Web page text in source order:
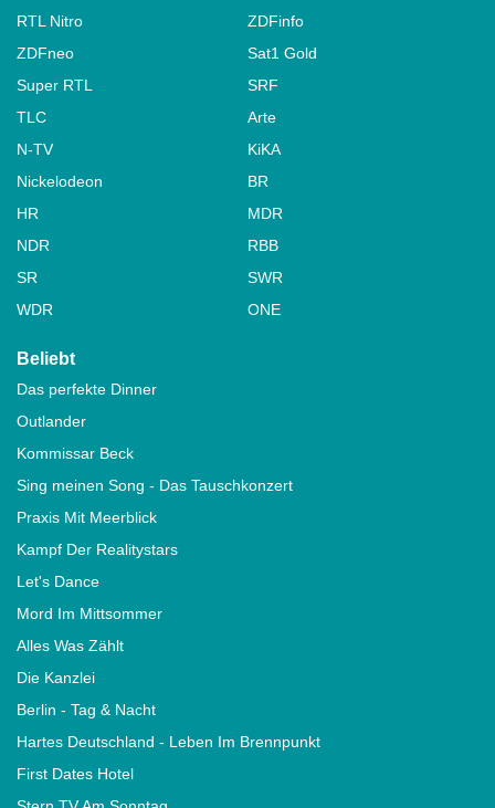
RTL Nitro
ZDFinfo
ZDFneo
Sat1 Gold
Super RTL
SRF
TLC
Arte
N-TV
KiKA
Nickelodeon
BR
HR
MDR
NDR
RBB
SR
SWR
WDR
ONE
Beliebt
Das perfekte Dinner
Outlander
Kommissar Beck
Sing meinen Song - Das Tauschkonzert
Praxis Mit Meerblick
Kampf Der Realitystars
Let's Dance
Mord Im Mittsommer
Alles Was Zählt
Die Kanzlei
Berlin - Tag & Nacht
Hartes Deutschland - Leben Im Brennpunkt
First Dates Hotel